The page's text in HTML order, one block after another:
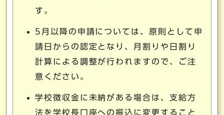
す。
5月以降の申請については、原則として申
請日からの認定となり、月割りや日割り
計算による調整が行われますので、ご注
意ください。
学校徴収金に未納がある場合は、支給方
法を学校長口座への振込に変更すること